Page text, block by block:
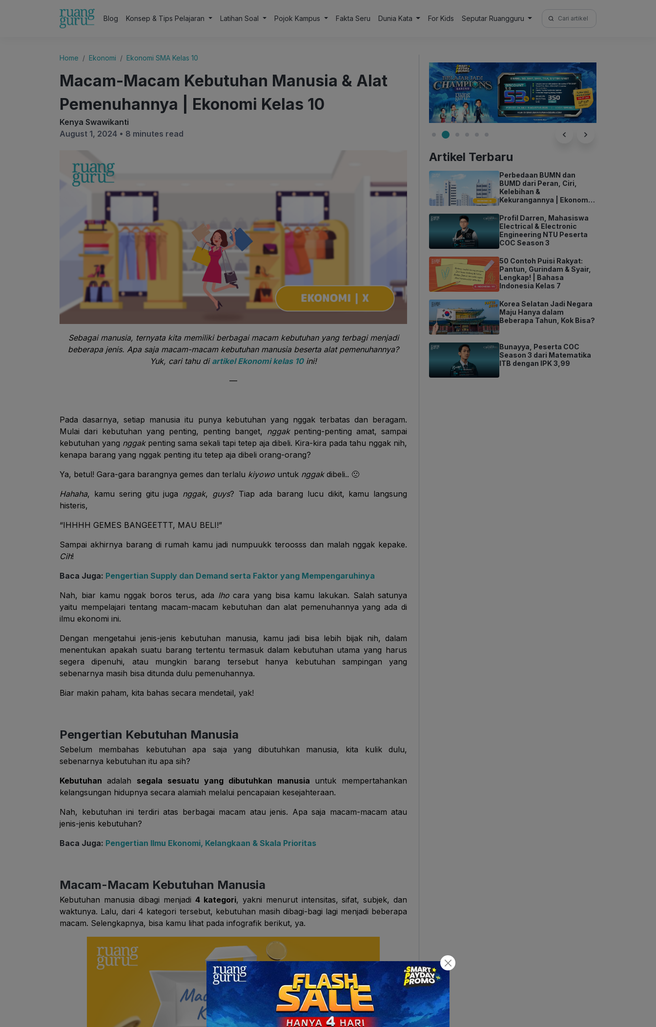
Blog Konsep & Tips Pelajaran Latihan Soal Pojok Kampus Fakta Seru Dunia Kata For Kids Seputar Ruangguru
Search
for:
Home Ekonomi Ekonomi SMA Kelas 10
Macam-Macam Kebutuhan Manusia & Alat
Pemenuhannya | Ekonomi Kelas 10
Kenya Swawikanti
August 1, 2024 • 8 minutes read
Sebagai manusia, ternyata kita memiliki berbagai macam kebutuhan yang terbagi menjadi
beberapa jenis. Apa saja macam-macam kebutuhan manusia beserta alat pemenuhannya?
Yuk, cari tahu di artikel Ekonomi kelas 10ini!
—
Pada dasarnya, setiap manusia itu punya kebutuhan yang nggak terbatas dan beragam.
Mulai dari kebutuhan yang penting, penting banget, nggakpenting-penting amat, sampai
kebutuhan yang nggakpenting sama sekali tapi tetep aja dibeli. Kira-kira pada tahu nggak nih,
kenapa barang yang nggak penting itu tetep aja dibeli orang-orang?
Ya, betul! Gara-gara barangnya gemes dan terlalu kiyowo untuk nggakdibeli.. 🙁
Hahaha, kamu sering gitu juga nggak, guys? Tiap ada barang lucu dikit, kamu langsung
histeris,
“IHHHH GEMES BANGEETTT, MAU BELI!”
Sampai akhirnya barang di rumah kamu jadi numpuukk teroosss dan malah nggak kepake.
Cih!
Baca Juga: Pengertian Supply dan Demand serta Faktor yang Mempengaruhinya
Nah, biar kamu nggak boros terus, ada lhocara yang bisa kamu lakukan. Salah satunya
yaitu mempelajari tentang macam-macam kebutuhan dan alat pemenuhannya yang ada di
ilmu ekonomi ini.
Dengan mengetahui jenis-jenis kebutuhan manusia, kamu jadi bisa lebih bijak nih, dalam
menentukan apakah suatu barang tertentu termasuk dalam kebutuhan utama yang harus
segera dipenuhi, atau mungkin barang tersebut hanya kebutuhan sampingan yang
sebenarnya masih bisa ditunda dulu pemenuhannya.
Biar makin paham, kita bahas secara mendetail, yak!
Pengertian Kebutuhan Manusia
Sebelum membahas kebutuhan apa saja yang dibutuhkan manusia, kita kulik dulu,
sebenarnya kebutuhan itu apa sih?
Kebutuhanadalah segala sesuatu yang dibutuhkan manusia untuk mempertahankan
kelangsungan hidupnya secara alamiah melalui pencapaian kesejahteraan.
Nah, kebutuhan ini terdiri atas berbagai macam atau jenis. Apa saja macam-macam atau
jenis-jenis kebutuhan?
Baca Juga: Pengertian Ilmu Ekonomi, Kelangkaan & Skala Prioritas
Macam-Macam Kebutuhan Manusia
Kebutuhan manusia dibagi menjadi 4 kategori, yakni menurut intensitas, sifat, subjek, dan
waktunya. Lalu, dari 4 kategori tersebut, kebutuhan masih dibagi-bagi lagi menjadi beberapa
macam. Selengkapnya, bisa kamu lihat pada infografik berikut, ya.
Artikel Terbaru
Perbedaan BUMN dan
BUMD dari Peran, Ciri,
Kelebihan &
Kekurangannya | Ekonomi
Profil Darren, Mahasiswa
Electrical & Electronic
Engineering NTU Peserta
COC Season 3
50 Contoh Puisi Rakyat:
Pantun, Gurindam & Syair,
Lengkap! | Bahasa
Indonesia Kelas 7
Korea Selatan Jadi Negara
Maju Hanya dalam
Beberapa Tahun, Kok Bisa?
Bunayya, Peserta COC
Season 3 dari Matematika
ITB dengan IPK 3,99